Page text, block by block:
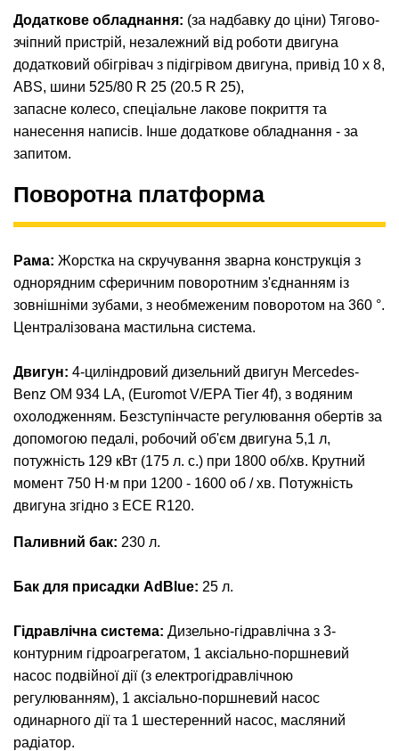
Додаткове обладнання: (за надбавку до ціни) Тягово-
зчіпний пристрій, незалежний від роботи двигуна
додатковий обігрівач з підігрівом двигуна, привід 10 х 8,
ABS, шини 525/80 R 25 (20.5 R 25),
запасне колесо, спеціальне лакове покриття та
нанесення написів. Інше додаткове обладнання - за
запитом.
Поворотна платформа
Рама: Жорстка на скручування зварна конструкція з
однорядним сферичним поворотним з'єднанням із
зовнішніми зубами, з необмеженим поворотом на 360 °.
Централізована мастильна система.
Двигун: 4-циліндровий дизельний двигун Mercedes-
Benz OM 934 LA, (Euromot V/EPA Tier 4f), з водяним
охолодженням. Безступінчасте регулювання обертів за
допомогою педалі, робочий об'єм двигуна 5,1 л,
потужність 129 кВт (175 л. с.) при 1800 об/хв. Крутний
момент 750 Н·м при 1200 - 1600 об / хв. Потужність
двигуна згідно з ECE R120.
Паливний бак: 230 л.
Бак для присадки AdBlue: 25 л.
Гідравлічна система: Дизельно-гідравлічна з 3-
контурним гідроагрегатом, 1 аксіально-поршневий
насос подвійної дії (з електрогідравлічною
регулюванням), 1 аксіально-поршневий насос
одинарного дії та 1 шестеренний насос, масляний
радіатор.